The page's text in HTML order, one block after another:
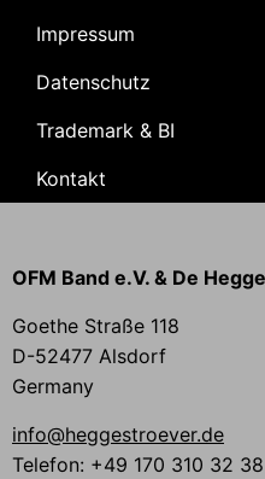
Impressum
Datenschutz
Trademark & BI
Kontakt
OFM Band e.V. & De
Goethe Straße 118
D-52477 Alsdorf
Germany
info@heggestroever.de
Telefon: +49 170 310 32 38